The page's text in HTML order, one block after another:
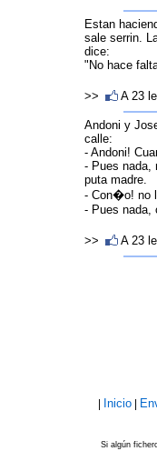
Estan
sale serrin.
dice:
"No hace
>> A 23
Andoni y
calle:
- Andoni!
- Pues nada,
puta madre.
- Con�o! no
- Pues nada,
>> A 23
Inicio|
Si algún